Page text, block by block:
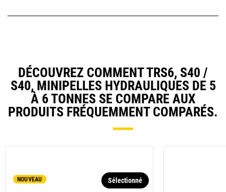
DÉCOUVREZ COMMENT TRS6, S40 /
S40, MINIPELLES HYDRAULIQUES DE 5
À 6 TONNES SE COMPARE AUX
PRODUITS FRÉQUEMMENT COMPARÉS.
NOUVEAU Sélectionné